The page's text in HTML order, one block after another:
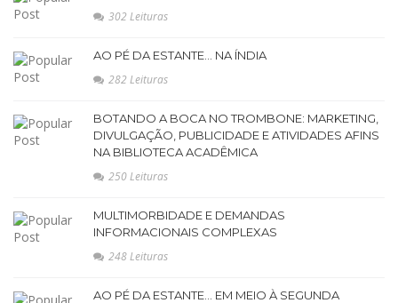
302 Leituras
AO PÉ DA ESTANTE... NA ÍNDIA
282 Leituras
BOTANDO A BOCA NO TROMBONE: MARKETING,
DIVULGAÇÃO, PUBLICIDADE E ATIVIDADES AFINS
NA BIBLIOTECA ACADÊMICA
250 Leituras
MULTIMORBIDADE E DEMANDAS
INFORMACIONAIS COMPLEXAS
248 Leituras
AO PÉ DA ESTANTE… EM MEIO À SEGUNDA